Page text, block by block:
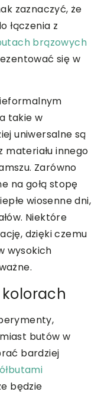
zaznaczyć, że
łączenia z
brązowych
się w
takie w
uniwersalne są
materiału innego
Zarówno
na gołą stopę
wiosenne dni,
Niektóre
dzięki czemu
wysokich
butów w
bardziej
będzie